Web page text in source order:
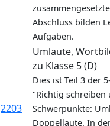
Abschluss bilden
Aufgaben.
2203
Umlaute,
zu Klasse 5 (D)
Dies ist Teil 3 der
"Richtig schreiben
Schwerpunkte:
Doppellaute. In